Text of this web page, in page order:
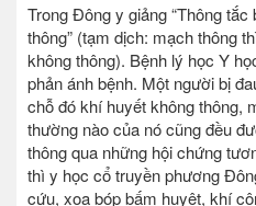
Trong Đông y giảng “Thông
thông” (tạm dịch: mạch thông
không thông). Bệnh lý học Y
phản ánh bệnh. Một người bị
chỗ đó khí huyết không thông,
thường nào của nó cũng đều
thông qua những hội chứng
thì y học cổ truyền phương
cứu, xoa bóp bấm huyệt, khí